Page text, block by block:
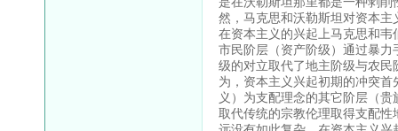
然，马克思和沃勒斯坦对资本
在资本主义的兴起上马克思和
市民阶层（资产阶级）通过暴
级的对立取代了地主阶级与农
为，资本主义兴起初期的冲突
义）为支配理念的其它阶层（
取代传统的宗教伦理取得支配